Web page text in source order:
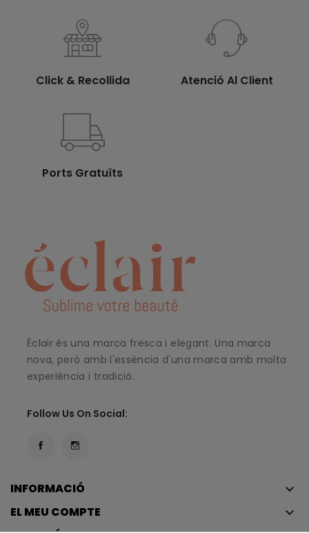
Click & Recollida Atenció Al Client
Ports Gratuïts
Éclair és una marca fresca i elegant. Una marca
nova, però amb l'essència d'una marca amb molta
experiència i tradició.
Follow Us On Social:
INFORMACIÓ keyboard_arrow_down
EL MEU COMPTE keyboard_arrow_down